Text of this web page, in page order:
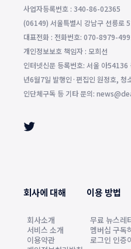
사업자등록번호 : 340-86-02365
(06149) 서울특별시 강남구 선릉로
대표전화 : 전화번호: 070-8979-
개인정보보호 책임자 : 모희선
인터넷신문 등록번호: 서울 아
년6월7일 발행인·편집인 원정호, 청
인단체구독 등 기타 문의:
회사에 대해
회사소개
서비스 소개
이용약관
이용 방법
무료 뉴스레
멤버십 구독
로그인 인증